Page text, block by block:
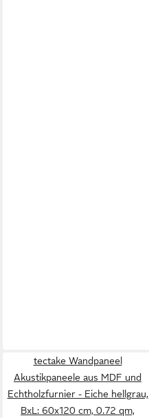
tectake Wandpaneel
Akustikpaneele aus MDF und
Echtholzfurnier - Eiche hellgrau,
BxL: 60x120 cm, 0.72 qm,